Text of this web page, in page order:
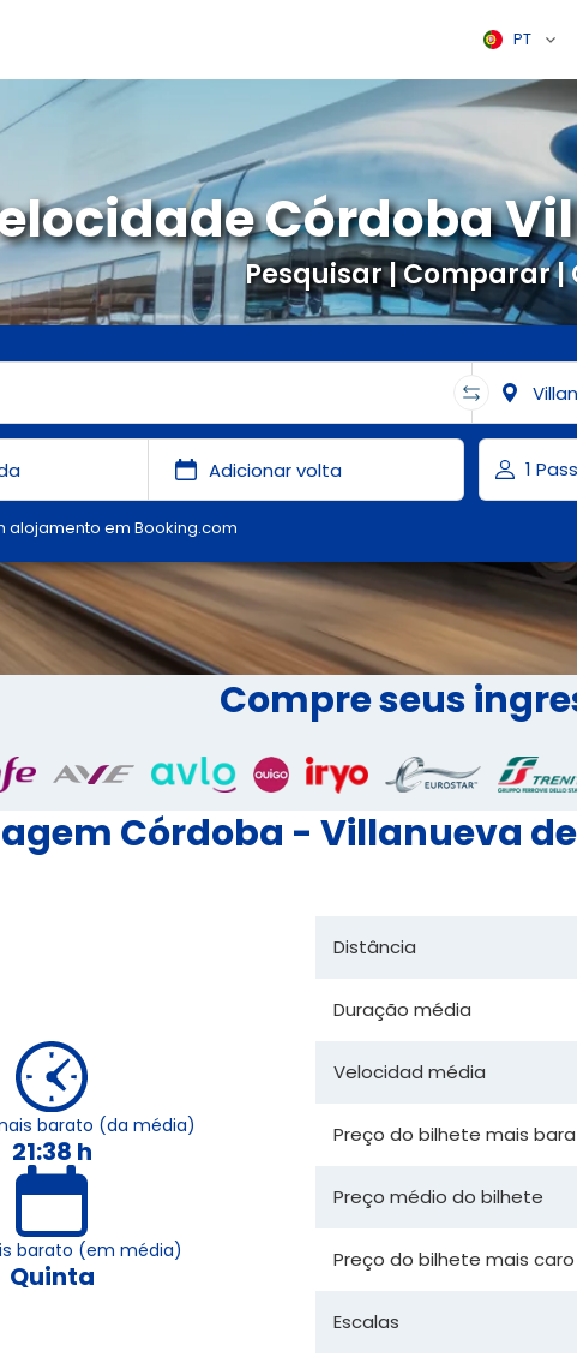
PT
Pesquisar | Comparar |
Córdoba
alojamento em Booking.com
Compre seus
Córdoba - Villanueva
barato (da média)
21:38 h
barato (em média)
Quinta
Distância
Duração média
Velocidad média
Preço do bilhete mais
Preço médio do bilhete
Preço do bilhete mais caro
Escalas